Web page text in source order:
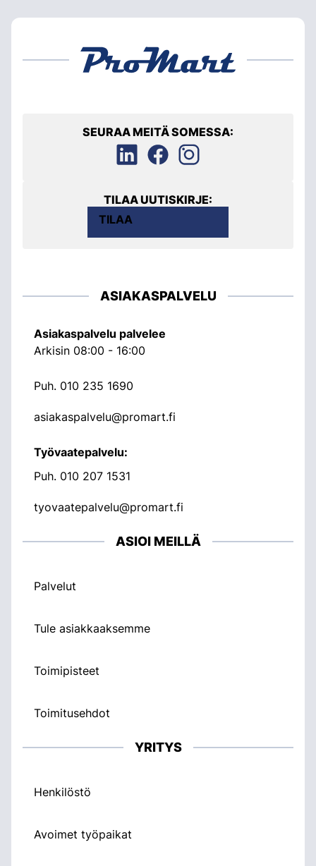
SEURAA MEITÄ SOMESSA:
TILAA UUTISKIRJE:
TILAA
ASIAKASPALVELU
Asiakaspalvelu palvelee
Arkisin 08:00 - 16:00
Puh. 010 235 1690
asiakaspalvelu@promart.fi
Työvaatepalvelu:
Puh. 010 207 1531
tyovaatepalvelu@promart.fi
ASIOI MEILLÄ
Palvelut
Tule asiakkaaksemme
Toimipisteet
Toimitusehdot
YRITYS
Henkilöstö
Avoimet työpaikat